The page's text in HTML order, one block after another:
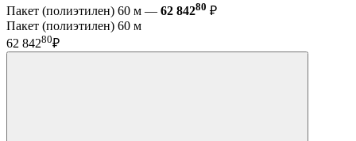
Пакет (полиэтилен) 60 м — 62 84280 ₽
Пакет (полиэтилен) 60 м
62 84280₽